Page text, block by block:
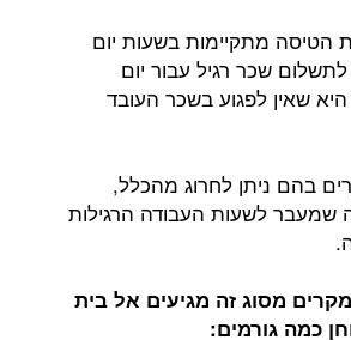
הטיסה מתקיימות בשעות יום
שכר רגיל עבור יום
שאין לפגוע בשכר העובד
בהם ניתן לחרוג מהכלל,
שמעבר לשעות העבודה הרגילות
מסוג זה מגיעים אל בית
כמה גורמים: